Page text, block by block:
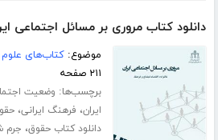
دانلود کتاب مروری بر مسائل اجتماعی
موضوع:کتاب‌های علوم
۲۱۱ صفحه
برچسب‌ها: وضعیت
ایران، فرهنگ ایرانی،
دانلود کتاب حقوق، جرم